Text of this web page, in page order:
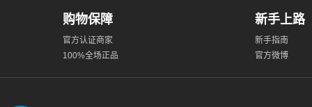
购物保障
官方认证商家
100%全场正品
新手上路
新手指南
官方微博